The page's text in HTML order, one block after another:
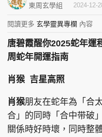
東周刊
東周玄學組 2024-12-
閱讀更多 玄學靈異專欄 內容
唐碧霞醒你2025蛇年運
周蛇年開運指南
肖猴 吉星高照
肖猴朋友在蛇年為「合
合」的同時「合中带破
關係時好時壞，同時整